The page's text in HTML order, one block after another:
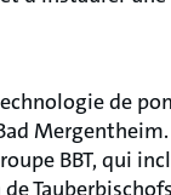
de
BBT, qui